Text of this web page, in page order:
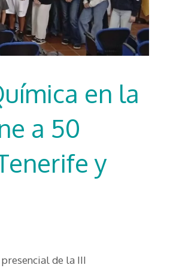
en la
a 50
y
de la III